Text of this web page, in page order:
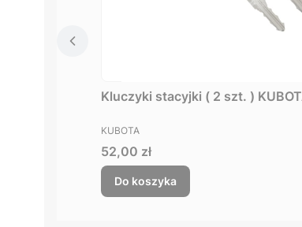
Kluczyki stacyjki ( 2 szt. )
PRODUCENT
KUBOTA
Cena
52,00 zł
Do koszyka